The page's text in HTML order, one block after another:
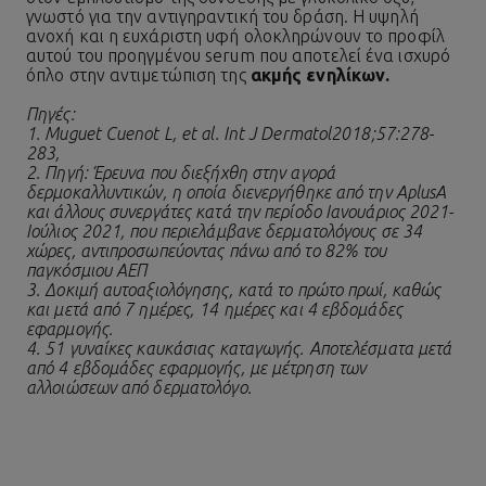
γνωστό για την αντιγηραντική του δράση. Η υψηλή
ανοχή και η ευχάριστη υφή ολοκληρώνουν το προφίλ
αυτού του προηγμένου serum που αποτελεί ένα ισχυρό
όπλο στην αντιμετώπιση της ακμής ενηλίκων.
Πηγές:
1. Muguet Cuenot L, et al. Int J Dermatol2018;57:278-
283,
2. Πηγή: Έρευνα που διεξήχθη στην αγορά
δερμοκαλλυντικών, η οποία διενεργήθηκε από την AplusA
και άλλους συνεργάτες κατά την περίοδο Ιανουάριος 2021-
Ιούλιος 2021, που περιελάμβανε δερματολόγους σε 34
χώρες, αντιπροσωπεύοντας πάνω από το 82% του
παγκόσμιου ΑΕΠ
3. Δοκιμή αυτοαξιολόγησης, κατά το πρώτο πρωί, καθώς
και μετά από 7 ημέρες, 14 ημέρες και 4 εβδομάδες
εφαρμογής.
4. 51 γυναίκες καυκάσιας καταγωγής. Αποτελέσματα μετά
από 4 εβδομάδες εφαρμογής, με μέτρηση των
αλλοιώσεων από δερματολόγο.